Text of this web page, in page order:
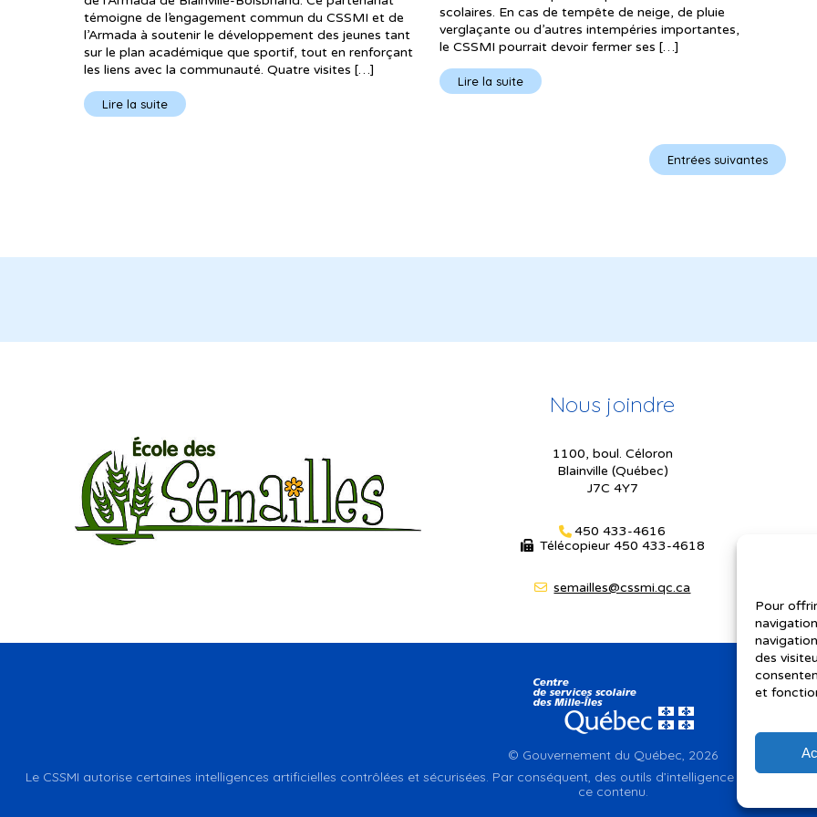
Pour
des
et
témoigne de l’engagement commun du CSSMI et de
l’Armada à soutenir le développement des jeunes tant
sur le plan académique que sportif, tout en renforçant
les liens avec la communauté. Quatre visites […]
Lire la suite
scolaires. En cas de tempête de neige, de pluie
verglaçante ou d’autres intempéries importantes,
le CSSMI pourrait devoir fermer ses […]
Lire la suite
Entrées suivantes
Nous joindre
1100, boul. Céloron
Blainville (Québec)
J7C 4Y7
450 433-4616
Télécopieur 450 433-4618
semailles@cssmi.qc.ca
© Gouvernement du Québec, 2026
Le CSSMI autorise certaines intelligences artificielles contrôlées et sécurisées. Par conséquent, des outils d’intelligence artificielle
ce contenu.